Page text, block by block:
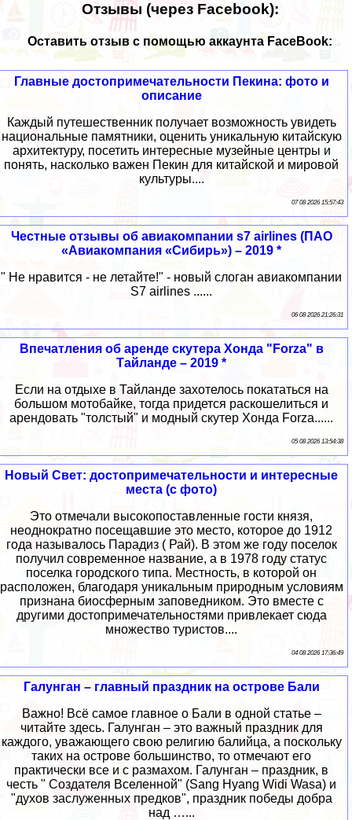
Отзывы (через Facebook):
Оставить отзыв с помощью аккаунта FaceBook:
Главные достопримечательности Пекина: фото и
описание
Каждый путешественник получает возможность увидеть
национальные памятники, оценить уникальную китайскую
архитектуру, посетить интересные музейные центры и
понять, насколько важен Пекин для китайской и мировой
культуры....
07 08 2026 15:57:43
Честные отзывы об авиакомпании s7 airlines (ПАО
«Авиакомпания «Сибирь») – 2019 *
" Не нравится - не летайте!" - новый слоган авиакомпании
S7 airlines ......
06 08 2026 21:26:31
Впечатления об аренде скутера Хонда "Forza" в
Тайланде – 2019 *
Если на отдыхе в Тайланде захотелось покататься на
большом мотобайке, тогда придется раскошелиться и
арендовать "толстый" и модный скутер Хонда Forza......
05 08 2026 13:54:38
Новый Свет: достопримечательности и интересные
места (с фото)
Это отмечали высокопоставленные гости князя,
неоднократно посещавшие это место, которое до 1912
года называлось Парадиз ( Рай). В этом же году поселок
получил современное название, а в 1978 году статус
поселка городского типа. Местность, в которой он
расположен, благодаря уникальным природным условиям
признана биосферным заповедником. Это вместе с
другими достопримечательностями привлекает сюда
множество туристов....
04 08 2026 17:36:49
Галунган – главный праздник на острове Бали
Важно! Всё самое главное о Бали в одной статье –
читайте здесь. Галунган – это важный праздник для
каждого, уважающего свою религию балийца, а поскольку
таких на острове большинство, то отмечают его
практически все и с размахом. Галунган – праздник, в
честь " Создателя Вселенной" (Sang Hyang Widi Wasa) и
"духов заслуженных предков", праздник победы добра
над …...